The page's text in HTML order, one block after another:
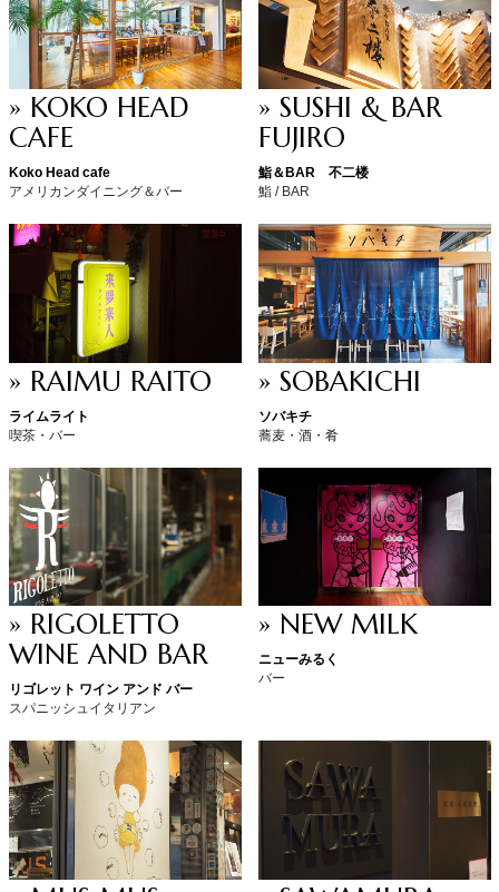
» KOKO HEAD
CAFE
Koko Head cafe
アメリカンダイニング＆バー
» SUSHI & BAR
FUJIRO
鮨＆BAR 不二楼
鮨 / BAR
» RAIMU RAITO
ライムライト
喫茶・バー
» SOBAKICHI
ソバキチ
蕎麦・酒・肴
» RIGOLETTO
WINE AND BAR
リゴレット ワイン アンド バー
スパニッシュイタリアン
» NEW MILK
ニューみるく
バー